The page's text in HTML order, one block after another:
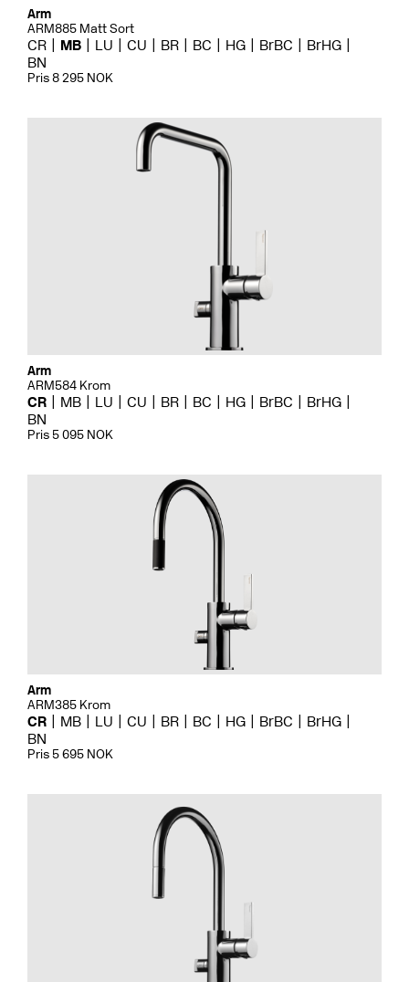
Arm
ARM885 Matt Sort
CR MB LU CU BR BC HG BrBC
BrHG
BN
Pris 8 295 NOK
Arm
ARM584 Krom
CR MB LU CU BR BC HG BrBC
BrHG
BN
Pris 5 095 NOK
Arm
ARM385 Krom
CR MB LU CU BR BC HG BrBC
BrHG
BN
Pris 5 695 NOK